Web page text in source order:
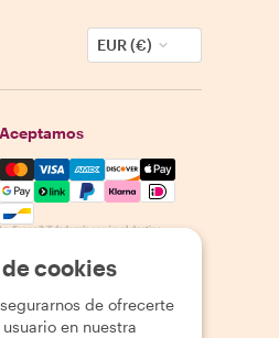
EUR (€)
Aceptamos
Mastercard, Visa, Amex,
La disponibilidad varía según el destino
cookies
de ofrecerte
en nuestra